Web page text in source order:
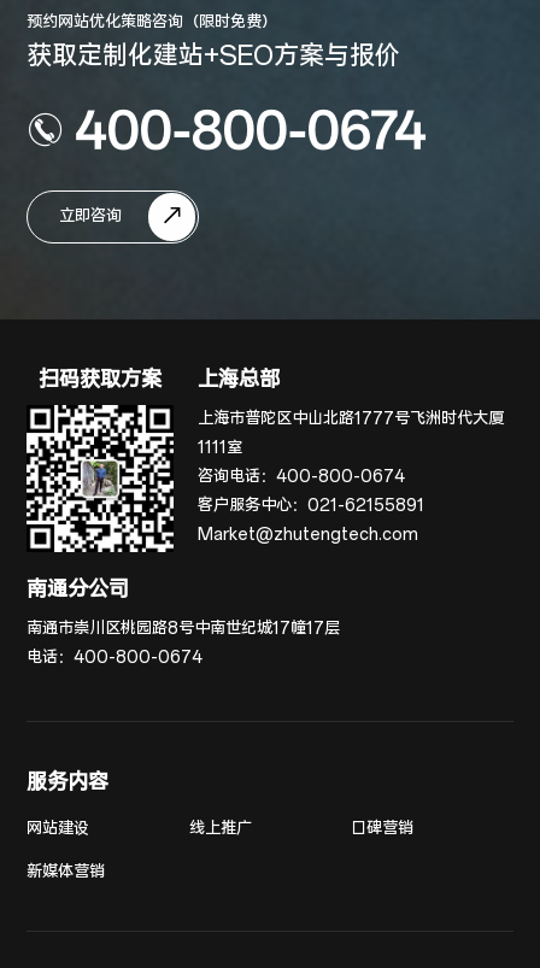
预约网站优化策略咨询（限时免费）
获取定制化建站+SEO方案与报价
400-800-0674
立即咨询
扫码获取方案 上海总部
上海市普陀区中山北路1777号飞洲时代大厦
1111室
咨询电话：400-800-0674
客户服务中心：021-62155891
Market@zhutengtech.com
南通分公司
南通市崇川区桃园路8号中南世纪城17幢17层
电话：400-800-0674
服务内容
网站建设 线上推广 口碑营销
新媒体营销